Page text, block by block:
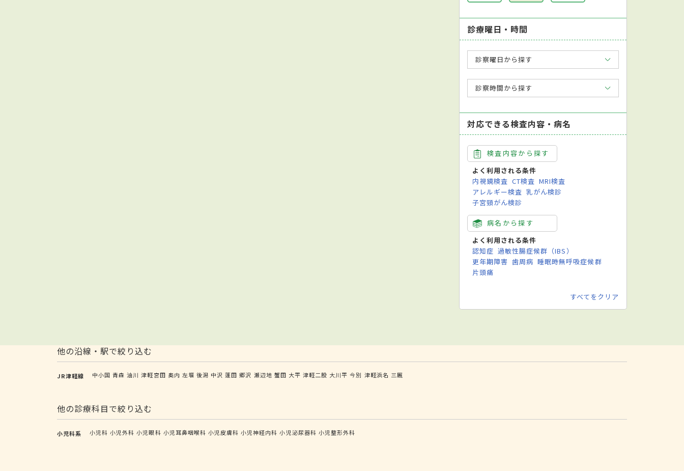
診療曜日・時間
診察曜日から探す
診察時間から探す
対応できる検査内容・病名
検査内容から探す
よく利用される条件
内視鏡検査 CT検査 MRI検査
アレルギー検査 乳がん検診
子宮頸がん検診
病名から探す
よく利用される条件
認知症 過敏性腸症候群（IBS）
更年期障害 歯周病 睡眠時無呼吸症候群
片頭痛
すべてをクリア
他の沿線・駅で絞り込む
JR津軽線 中小国 青森 油川 津軽宮田 奥内 左堰 後潟 中沢 蓬田 郷沢 瀬辺地 蟹田 大平 津軽二股 大川平 今別 津軽浜名 三厩
他の診療科目で絞り込む
小児科系 小児科 小児外科 小児眼科 小児耳鼻咽喉科 小児皮膚科 小児神経内科 小児泌尿器科 小児整形外科